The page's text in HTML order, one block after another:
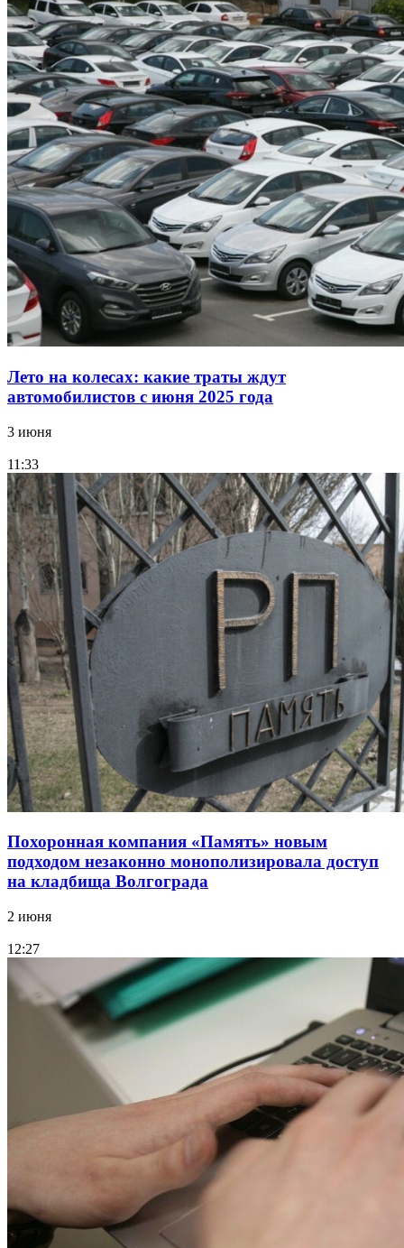
Лето на колесах: какие траты ждут
автомобилистов с июня 2025 года
3 июня
11:33
Похоронная компания «Память» новым
подходом незаконно монополизировала доступ
на кладбища Волгограда
2 июня
12:27